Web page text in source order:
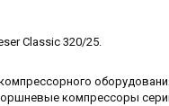
Classic 320/25.
компрессоры